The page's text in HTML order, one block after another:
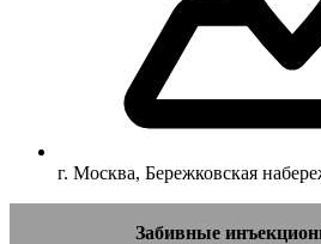
г. Москва, Бережковская
Забивные